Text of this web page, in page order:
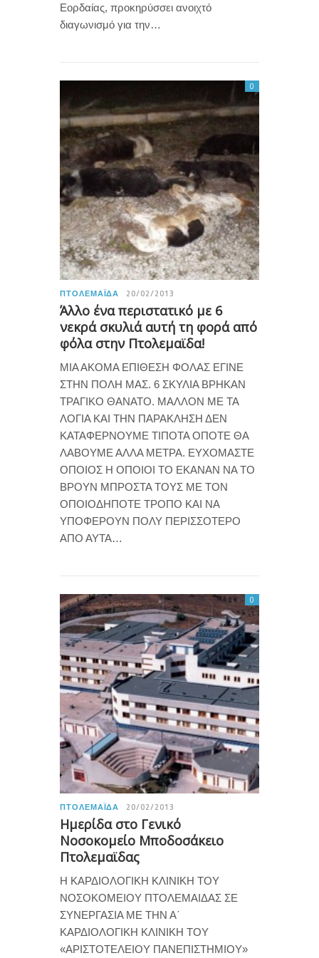
Εορδαίας, προκηρύσσει ανοιχτό
διαγωνισμό για την…
ΠΤΟΛΕΜΑΪ́ΔΑ 20/02/2013
Άλλο ένα περιστατικό με 6
νεκρά σκυλιά αυτή τη φορά από
φόλα στην Πτολεμαϊδα!
0
ΜΙΑ ΑΚΟΜΑ ΕΠΙΘΕΣΗ ΦΟΛΑΣ ΕΓΙΝΕ
ΣΤΗΝ ΠΟΛΗ ΜΑΣ. 6 ΣΚΥΛΙΑ ΒΡΗΚΑΝ
ΤΡΑΓΙΚΟ ΘΑΝΑΤΟ. ΜΑΛΛΟΝ ΜΕ ΤΑ
ΛΟΓΙΑ ΚΑΙ ΤΗΝ ΠΑΡΑΚΛΗΣΗ ΔΕΝ
ΚΑΤΑΦΕΡΝΟΥΜΕ ΤΙΠΟΤΑ ΟΠΟΤΕ ΘΑ
ΛΑΒΟΥΜΕ ΑΛΛΑ ΜΕΤΡΑ. ΕΥΧΟΜΑΣΤΕ
ΟΠΟΙΟΣ Η ΟΠΟΙΟΙ ΤΟ ΕΚΑΝΑΝ ΝΑ ΤΟ
ΒΡΟΥΝ ΜΠΡΟΣΤΑ ΤΟΥΣ ΜΕ ΤΟΝ
ΟΠΟΙΟΔΗΠΟΤΕ ΤΡΟΠΟ ΚΑΙ ΝΑ
ΥΠΟΦΕΡΟΥΝ ΠΟΛΥ ΠΕΡΙΣΣΟΤΕΡΟ
ΑΠΟ ΑΥΤΑ…
ΠΤΟΛΕΜΑΪ́ΔΑ 20/02/2013
Ημερίδα στο Γενικό
Νοσοκομείο Μποδοσάκειο
Πτολεμαϊδας
0
Η ΚΑΡΔΙΟΛΟΓΙΚΗ ΚΛΙΝΙΚΗ ΤΟΥ
ΝΟΣΟΚΟΜΕΙΟΥ ΠΤΟΛΕΜΑΙΔΑΣ ΣΕ
ΣΥΝΕΡΓΑΣΙΑ ΜΕ ΤΗΝ Α΄
ΚΑΡΔΙΟΛΟΓΙΚΗ ΚΛΙΝΙΚΗ ΤΟΥ
«ΑΡΙΣΤΟΤΕΛΕΙΟΥ ΠΑΝΕΠΙΣΤΗΜΙΟΥ»